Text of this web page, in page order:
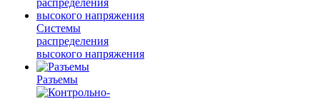
Системы
распределения
высокого напряжения
Разъемы